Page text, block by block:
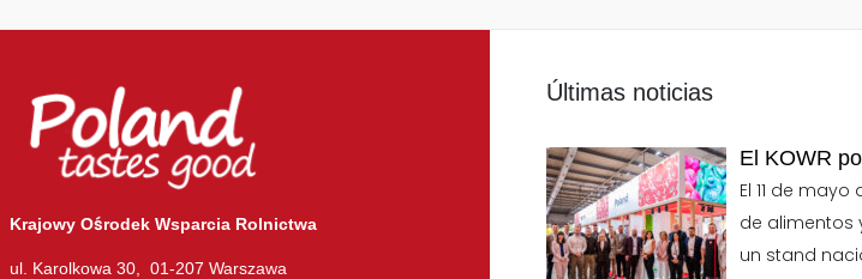
Krajowy Ośrodek Wsparcia Rolnictwa
ul. Karolkowa 30, 01-207 Warszawa
Últimas noticias
El KOWR
El 11 de
de alimentos
un stand